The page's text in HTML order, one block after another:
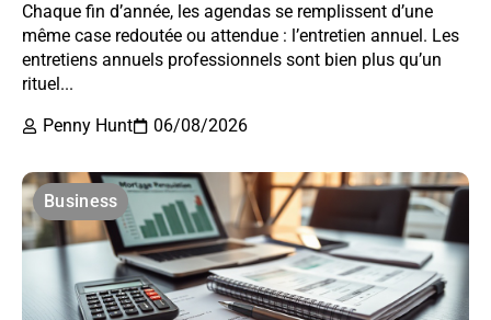
Chaque fin d’année, les agendas se remplissent d’une
même case redoutée ou attendue : l’entretien annuel. Les
entretiens annuels professionnels sont bien plus qu’un
rituel...
Penny Hunt
06/08/2026
Business